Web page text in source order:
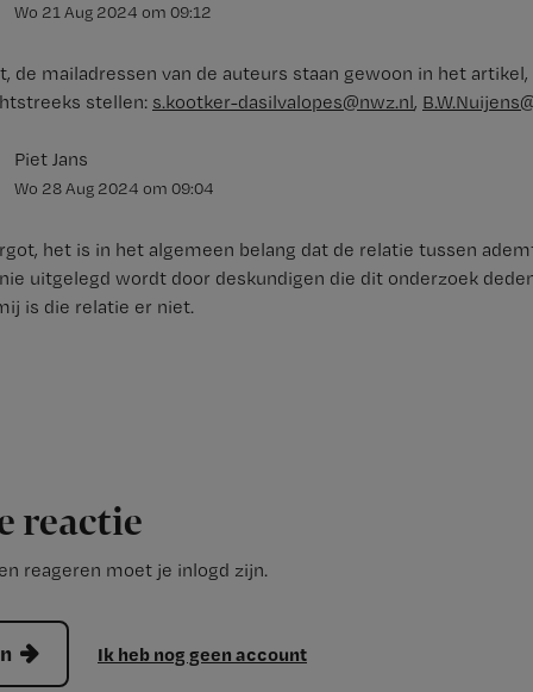
Wo 21 Aug 2024 om 09:12
de mailadressen van de auteurs staan gewoon in het
stellen: s.kootker-dasilvalopes@nwz.nl,
Piet Jans
Wo 28 Aug 2024 om 09:04
het is in het algemeen belang dat de relatie tussen
uitgelegd wordt door deskundigen die dit onderzoek
is die relatie er niet.
reactie
reageren moet je inlogd zijn.
Ik heb nog geen account